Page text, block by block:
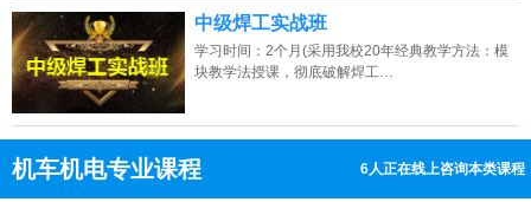
中级焊工实战班
学习时间：2个月(采用我校20年经典教学方法：模
块教学法授课，彻底破解焊工…
机车机电专业课程 6人正在线上咨询本类课程